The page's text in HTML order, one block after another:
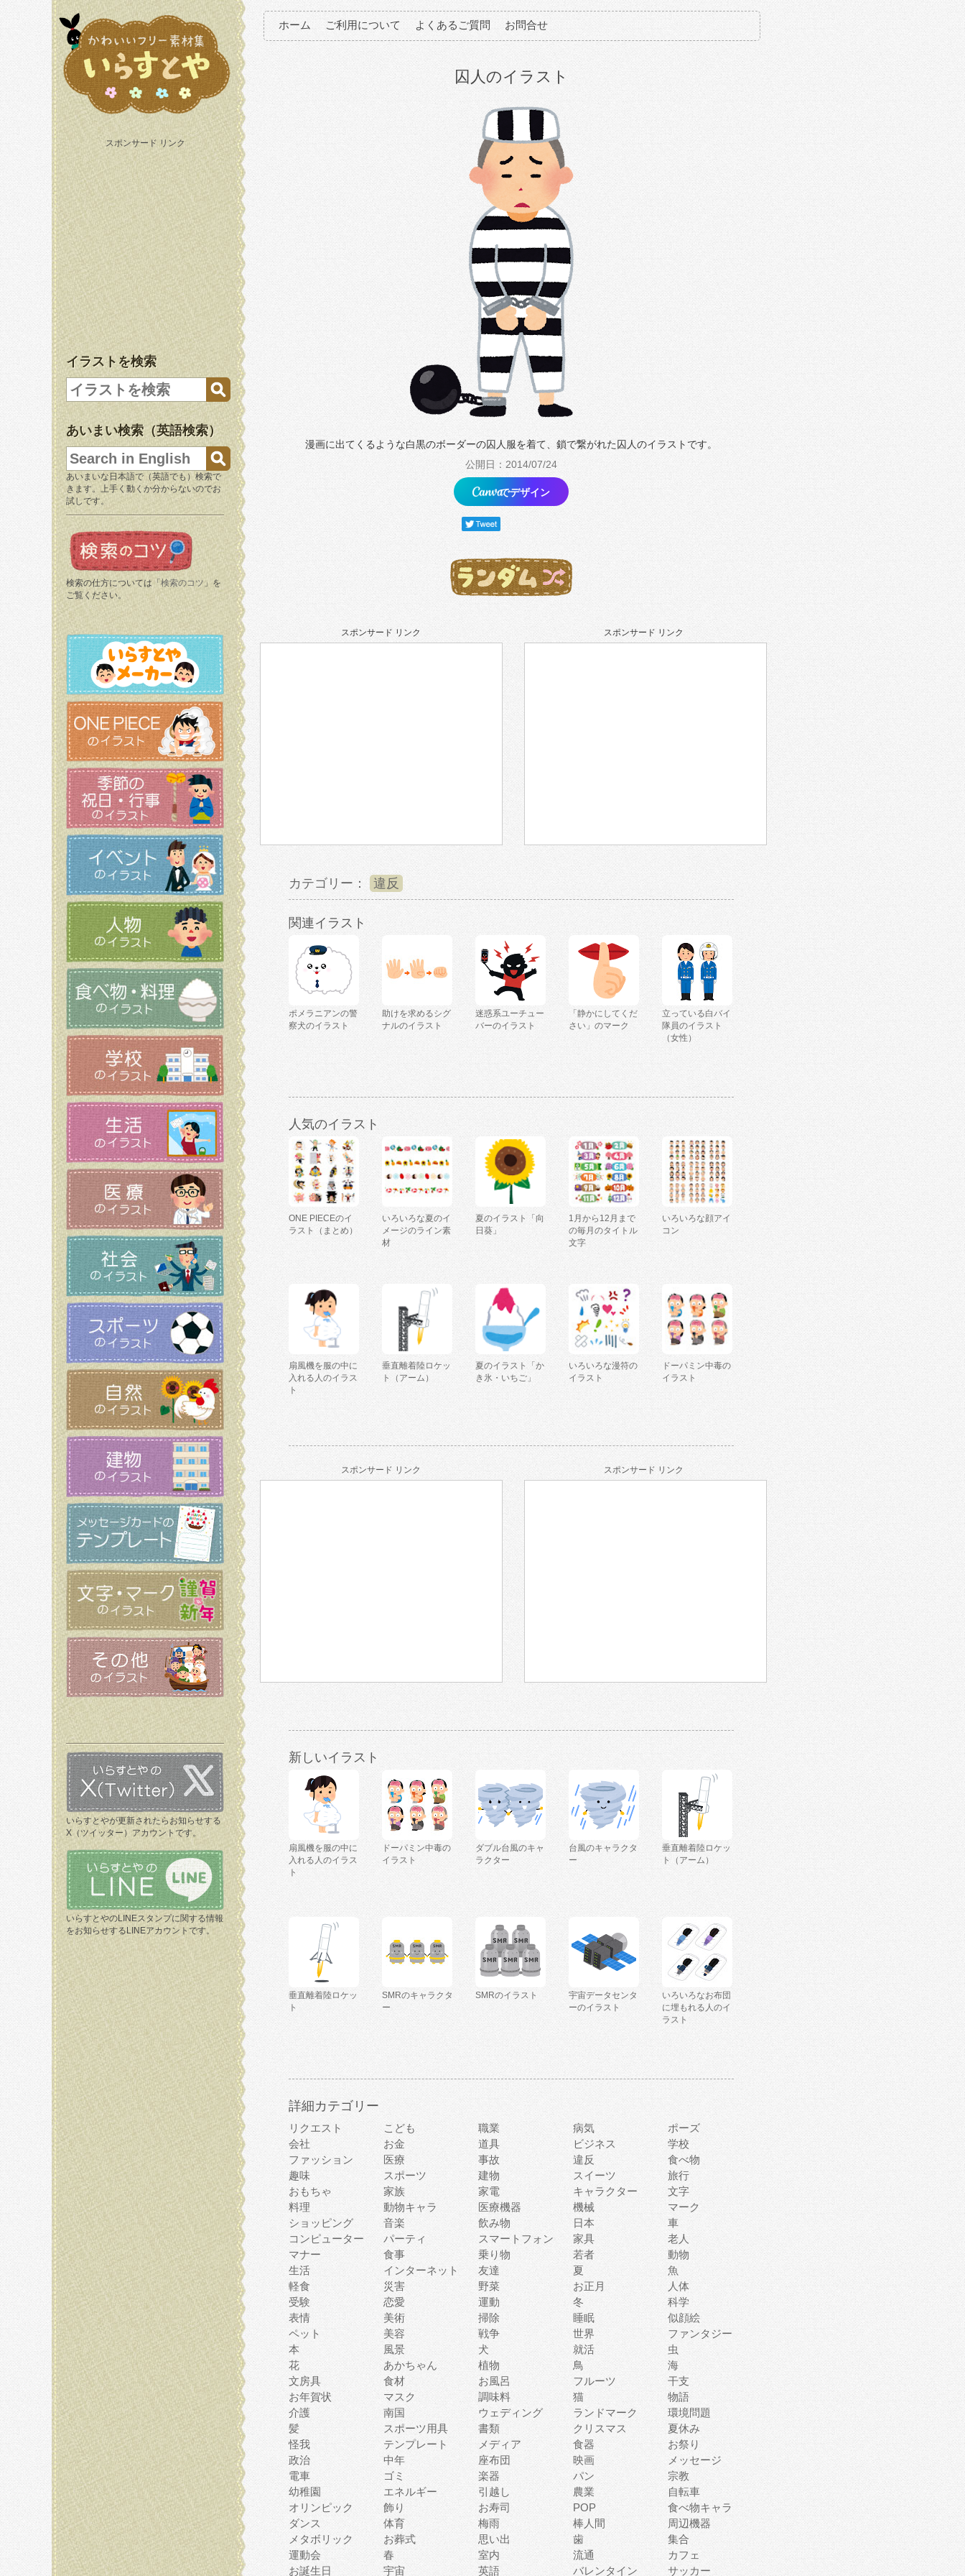
スポンサード リンク
イラストを検索
あいまい検索（英語検索）
あいまいな日本語で（英語でも）検索で
きます。上手く動くか分からないのでお
試しです。
検索の仕方については「 検索のコツ 」を
ご覧ください。
いらすとやが更新されたらお知らせする
X（ツイッター）アカウントです。
いらすとやのLINEスタンプに関する情報
をお知らせするLINEアカウントです。
ホーム ご利用について よくあるご質問 お問合せ
囚人のイラスト
漫画に出てくるような白黒のボーダーの囚人服を着て、鎖で繋がれた囚人のイラストです。
公開日：2014/07/24
でデザイン
スポンサード リンク スポンサード リンク
カテゴリー： 違反
関連イラスト
ポメラニアンの警
察犬のイラスト
助けを求めるシグ
ナルのイラスト
迷惑系ユーチュー
バーのイラスト
「静かにしてくだ
さい」のマーク
立っている白バイ
隊員のイラスト
（女性）
人気のイラスト
ONE PIECEのイ
ラスト（まとめ）
いろいろな夏のイ
メージのライン素
材
夏のイラスト「向
日葵」
1月から12月まで
の毎月のタイトル
文字
いろいろな顔アイ
コン
扇風機を服の中に
入れる人のイラス
ト
垂直離着陸ロケッ
ト（アーム）
夏のイラスト「か
き氷・いちご」
いろいろな漫符の
イラスト
ドーパミン中毒の
イラスト
スポンサード リンク スポンサード リンク
新しいイラスト
扇風機を服の中に
入れる人のイラス
ト
ドーパミン中毒の
イラスト
ダブル台風のキャ
ラクター
台風のキャラクタ
ー
垂直離着陸ロケッ
ト（アーム）
垂直離着陸ロケッ
ト
SMRのキャラクタ
ー
SMRのイラスト
宇宙データセンタ
ーのイラスト
いろいろなお布団
に埋もれる人のイ
ラスト
詳細カテゴリー
リクエスト こども 職業 病気
ポーズ
会社
お金 道具 ビジネス
学校
ファッション
医療 事故 違反
食べ物
趣味
スポーツ 建物 スイーツ
旅行
おもちゃ
家族 家電 キャラクター
文字
料理
動物キャラ 医療機器 機械
マーク
ショッピング
音楽 飲み物 日本
車
コンピューター
パーティ スマートフォン 家具
老人
マナー
食事 乗り物 若者
動物
生活
インターネット 友達 夏
魚
軽食
災害 野菜 お正月
人体
受験
恋愛 運動 冬
科学
表情
美術 掃除 睡眠
似顔絵
ペット
美容 戦争 世界
ファンタジー
本
風景 犬 就活
虫
花
あかちゃん 植物 鳥
海
文房具
食材 お風呂 フルーツ
干支
お年賀状
マスク 調味料 猫
物語
介護
南国 ウェディング ランドマーク
環境問題
髪
スポーツ用具 書類 クリスマス
夏休み
怪我
テンプレート メディア 食器
お祭り
政治
中年 座布団 映画
メッセージ
電車
ゴミ 楽器 パン
宗教
幼稚園
エネルギー 引越し 農業
自転車
オリンピック
飾り お寿司 POP
食べ物キャラ
ダンス
体育 梅雨 棒人間
周辺機器
メタボリック
お葬式 思い出 歯
集合
運動会
春 室内 流通
カフェ
お誕生日
宇宙 英語 バレンタイン サッカー